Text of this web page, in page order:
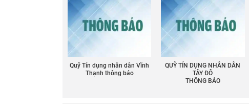
Quỹ Tín dụng nhân dân Vĩnh
Thạnh thông báo
QUỸ TÍN DỤNG NHÂN DÂN
TÂY ĐÔ
THÔNG BÁO